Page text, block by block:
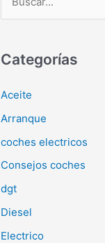
c
r
p
o
r
Categorías
Aceite
Arranque
coches electricos
Consejos coches
dgt
Diesel
Electrico